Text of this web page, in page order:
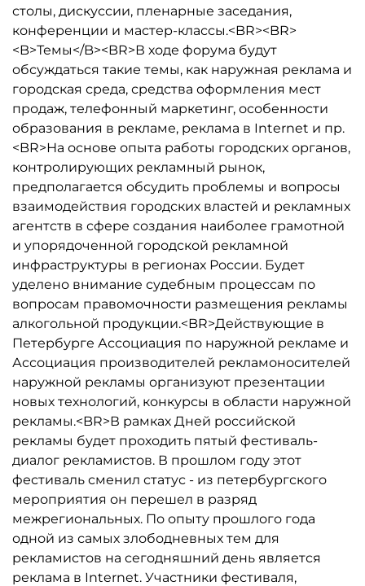
столы, дискуссии, пленарные заседания,
конференции и мастер-классы.<BR><BR>
<B>Темы</B><BR>В ходе форума будут
обсуждаться такие темы, как наружная реклама и
городская среда, средства оформления мест
продаж, телефонный маркетинг, особенности
образования в рекламе, реклама в Internet и пр.
<BR>На основе опыта работы городских органов,
контролирующих рекламный рынок,
предполагается обсудить проблемы и вопросы
взаимодействия городских властей и рекламных
агентств в сфере создания наиболее грамотной
и упорядоченной городской рекламной
инфраструктуры в регионах России. Будет
уделено внимание судебным процессам по
вопросам правомочности размещения рекламы
алкогольной продукции.<BR>Действующие в
Петербурге Ассоциация по наружной рекламе и
Ассоциация производителей рекламоносителей
наружной рекламы организуют презентации
новых технологий, конкурсы в области наружной
рекламы.<BR>В рамках Дней российской
рекламы будет проходить пятый фестиваль-
диалог рекламистов. В прошлом году этот
фестиваль сменил статус - из петербургского
мероприятия он перешел в разряд
межрегиональных. По опыту прошлого года
одной из самых злободневных тем для
рекламистов на сегодняшний день является
реклама в Internet. Участники фестиваля,